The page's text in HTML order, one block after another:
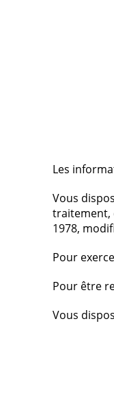
Les
Vous
traitement,
1978,
Pour
Pour être
Vous